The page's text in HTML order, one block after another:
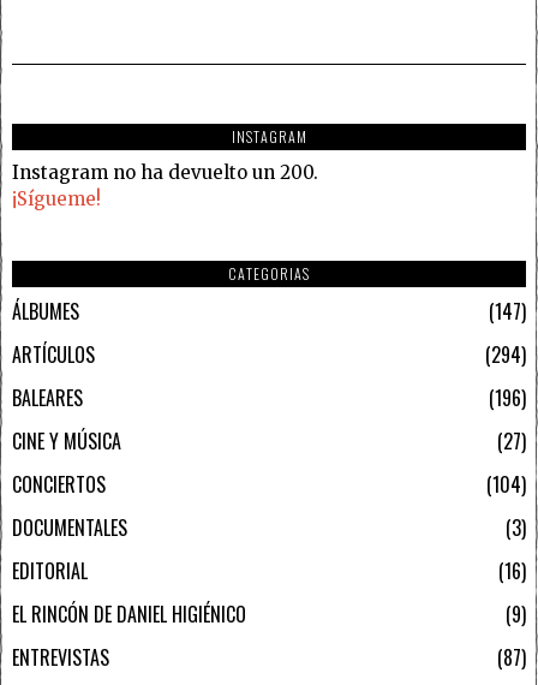
INSTAGRAM
Instagram no ha devuelto un 200.
¡Sígueme!
CATEGORIAS
ÁLBUMES
147
ARTÍCULOS
294
BALEARES
196
CINE Y MÚSICA
27
CONCIERTOS
104
DOCUMENTALES
3
EDITORIAL
16
EL RINCÓN DE DANIEL HIGIÉNICO
9
ENTREVISTAS
87